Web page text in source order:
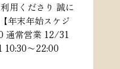
用くださり 誠に
年末年始スケジ
通常営業 12/31
10:30〜22:00